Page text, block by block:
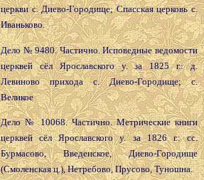
церкви с. Диево-Городище; Спасская церковь с.
Иваньково.
Дело № 9480. Частично. Исповедные ведомости
церквей сёл Ярославского у. за 1825 г.: д.
Левиново прихода с. Диево-Городище; с.
Великое
Дело № 10068. Частично. Метрические книги
церквей сёл Ярославского у. за 1826 г.: сс.
Бурмасово, Введенское, Диево-Городище
(Смоленская ц.), Нетребово, Прусово, Туношна.